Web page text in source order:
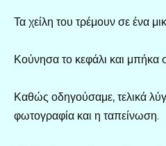
Τα χείλη του τρέμουν σε ένα
Κούνησα το κεφάλι και μπήκα
Καθώς οδηγούσαμε, τελικά
φωτογραφία και η ταπείνωση.